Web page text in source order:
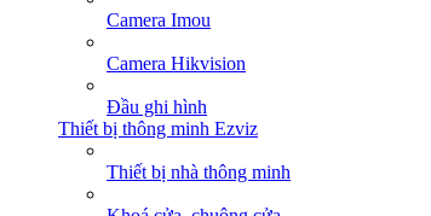
Camera Imou
Camera Hikvision
Đầu ghi hình
Thiết bị thông minh Ezviz
Thiết bị nhà thông minh